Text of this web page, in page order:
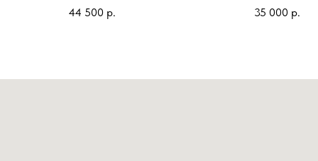
44 500 р. 35 000 р.